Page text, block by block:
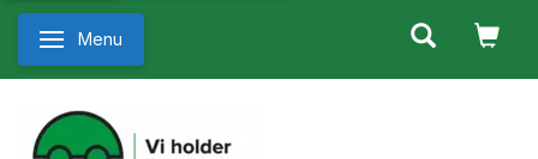
Skifte navigation
Menu